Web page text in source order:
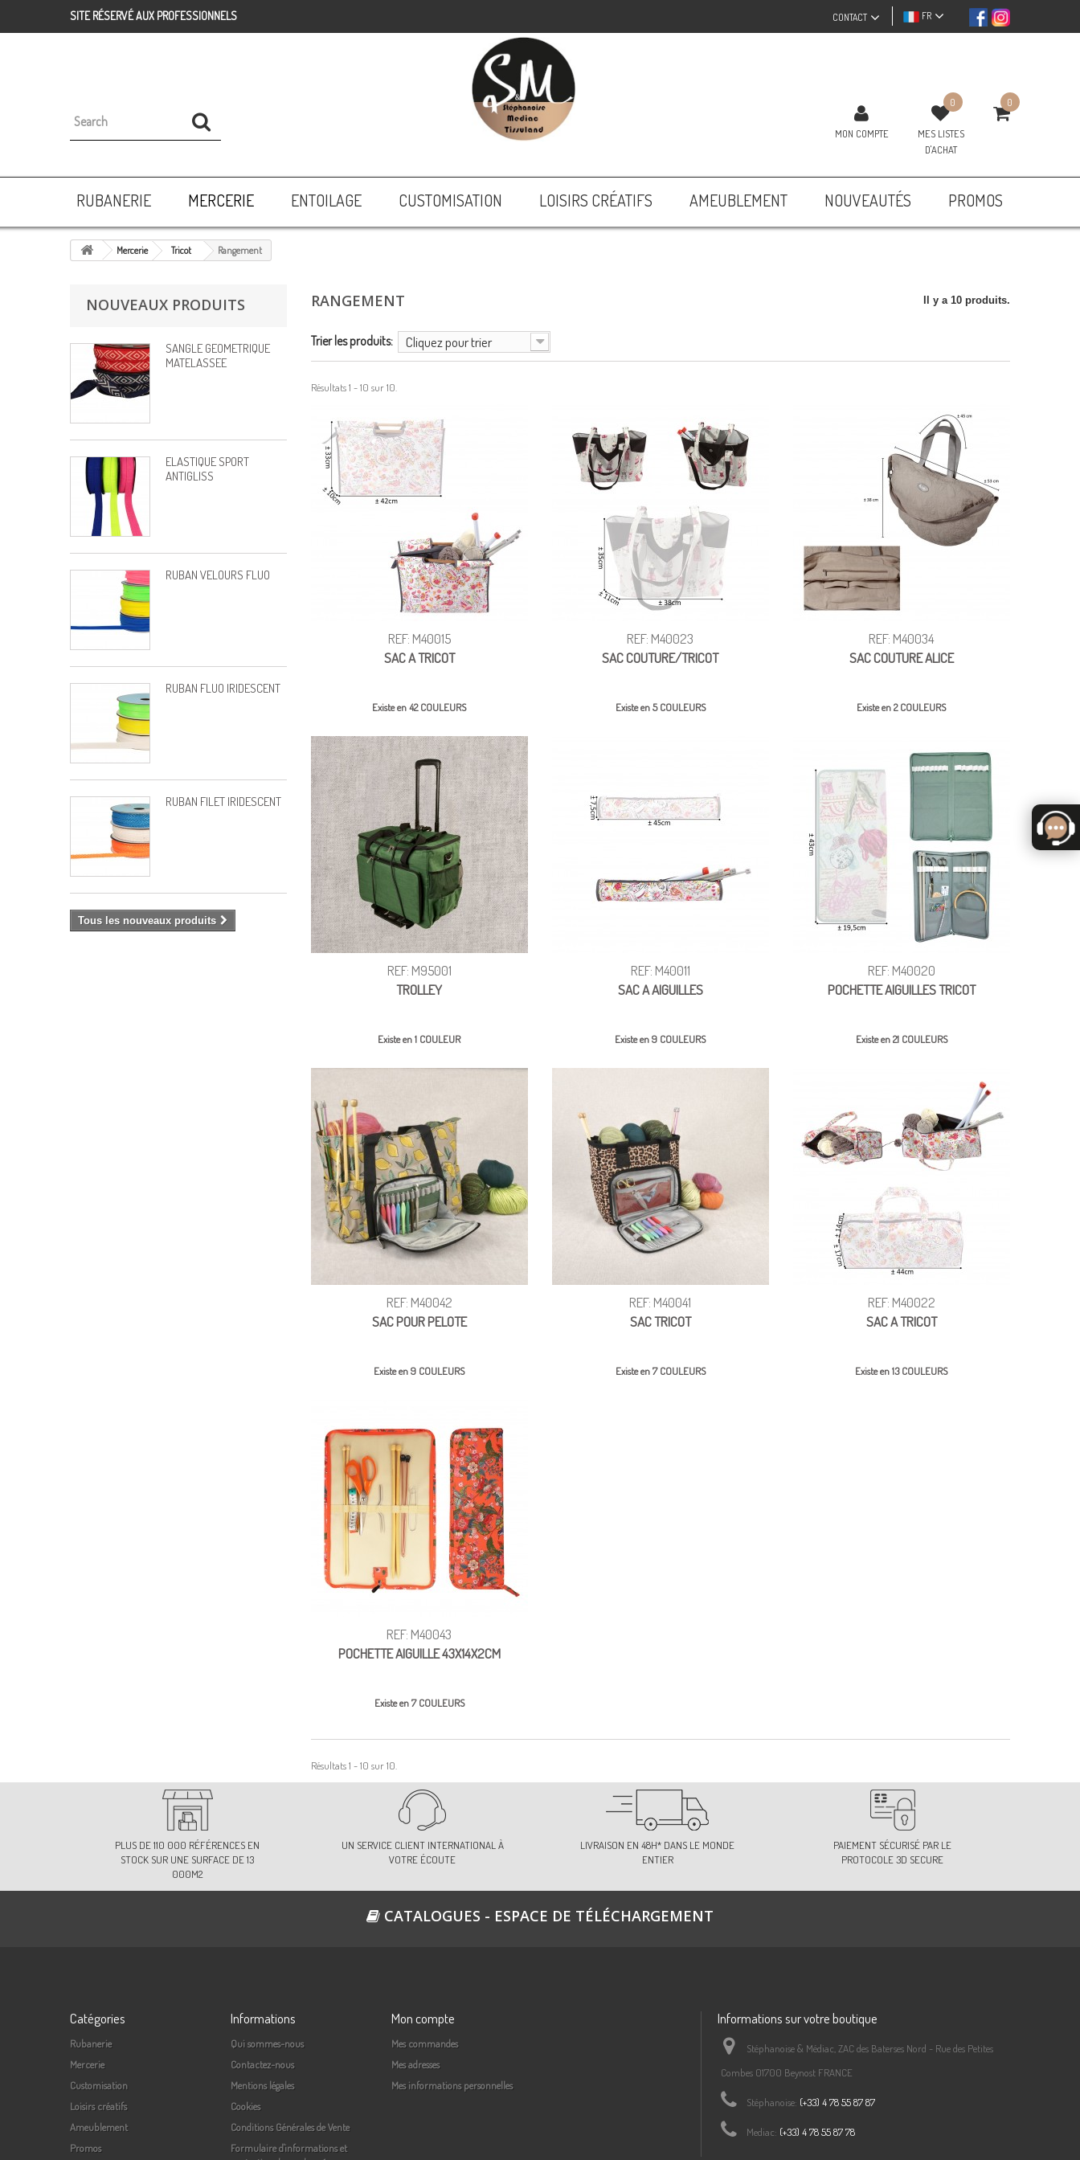
SITE RÉSERVÉ AUX PROFESSIONNELS FR
CONTACT
MON COMPTE
0
MES LISTES
D'ACHAT
0
RUBANERIE MERCERIE ENTOILAGE CUSTOMISATION LOISIRS CRÉATIFS AMEUBLEMENT NOUVEAUTÉS PROMOS
Mercerie Tricot Rangement
NOUVEAUX PRODUITS
SANGLE GEOMETRIQUE
MATELASSEE
ÉLASTIQUE SPORT
ANTIGLISS
RUBAN VELOURS FLUO
RUBAN FLUO IRIDESCENT
RUBAN FILET IRIDESCENT
Tous les nouveaux produits
RANGEMENT Il y a 10 produits.
Trier les produits: Cliquez pour trier
Résultats 1 - 10 sur 10.
REF: M40015
SAC A TRICOT
Existe en 42 COULEURS
REF: M40023
SAC COUTURE/TRICOT
Existe en 5 COULEURS
REF: M40034
SAC COUTURE ALICE
Existe en 2 COULEURS
REF: M95001
TROLLEY
Existe en 1 COULEUR
REF: M40011
SAC A AIGUILLES
Existe en 9 COULEURS
REF: M40020
POCHETTE AIGUILLES TRICOT
Existe en 21 COULEURS
REF: M40042
SAC POUR PELOTE
Existe en 9 COULEURS
REF: M40041
SAC TRICOT
Existe en 7 COULEURS
REF: M40022
SAC A TRICOT
Existe en 13 COULEURS
REF: M40043
POCHETTE AIGUILLE 43X14X2CM
Existe en 7 COULEURS
Résultats 1 - 10 sur 10.
PLUS DE 110 000 RÉFÉRENCES EN
STOCK SUR UNE SURFACE DE 13
000M2
UN SERVICE CLIENT INTERNATIONAL À
VOTRE ÉCOUTE
LIVRAISON EN 48H* DANS LE MONDE
ENTIER
PAIEMENT SÉCURISÉ PAR LE
PROTOCOLE 3D SECURE
CATALOGUES - ESPACE DE TÉLÉCHARGEMENT
Catégories
Rubanerie
Mercerie
Customisation
Loisirs créatifs
Ameublement
Promos
Informations
Qui sommes-nous
Contactez-nous
Mentions légales
Cookies
Conditions Générales de Vente
Formulaire d'informations et
Mon compte
Mes commandes
Mes adresses
Mes informations personnelles
Informations sur votre boutique
Stéphanoise & Médiac, ZAC des Baterses Nord - Rue des Petites
Combes 01700 Beynost FRANCE
Stéphanoise: (+33) 4 78 55 87 87
Mediac: (+33) 4 78 55 87 78